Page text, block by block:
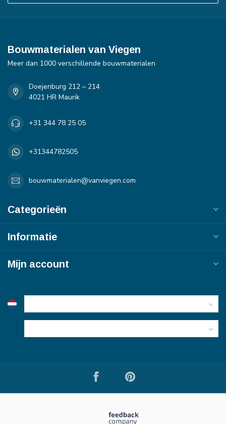
Bouwmaterialen van Viegen
Meer dan 1000 verschillende bouwmaterialen
Doejenburg 212 – 214
4021 HR Maurik
+31 344 78 25 05
+31344782505
bouwmaterialen@vanviegen.com
Categorieën
Informatie
Mijn account